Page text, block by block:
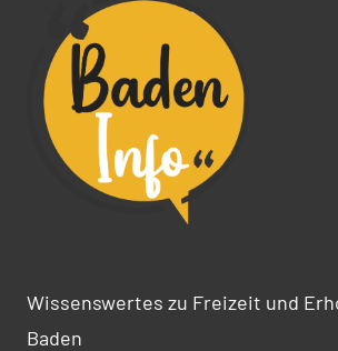
Wissenswertes zu Freizeit und
Baden